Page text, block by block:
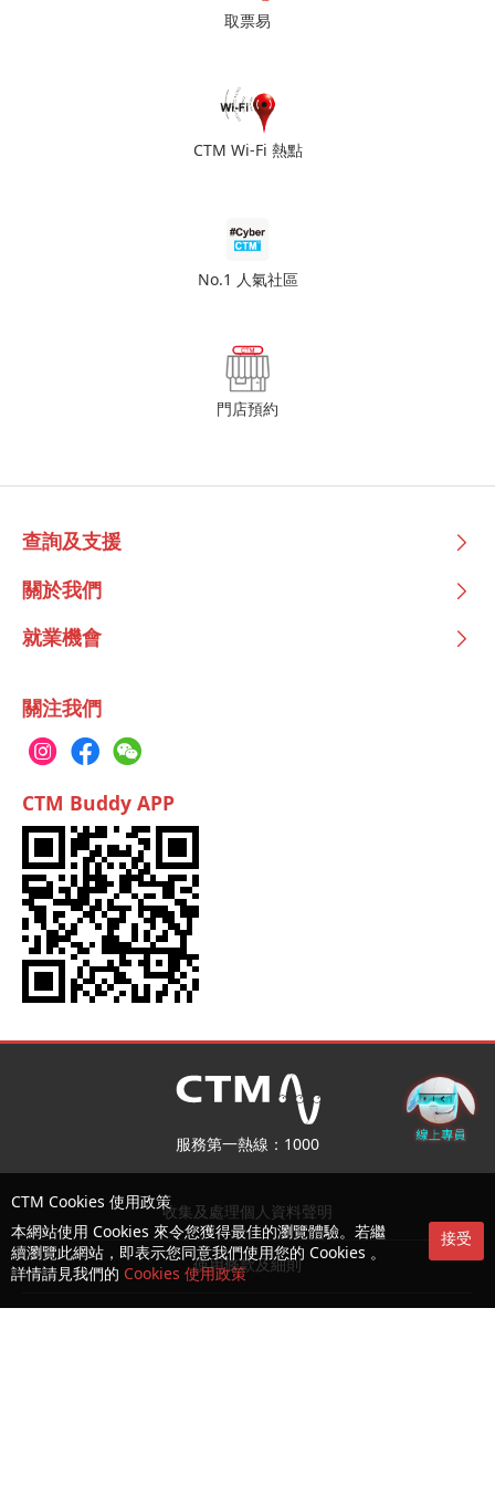
取票易
CTM Wi-Fi 熱點
No.1 人氣社區
門店預約
查詢及支援
關於我們
就業機會
關注我們
CTM Buddy APP
服務第一熱線：1000
收集及處理個人資料聲明
使用條款及細則
CTM Cookies 使用政策
本網站使用 Cookies 來令您獲得最佳的瀏覽體驗。若繼
續瀏覽此網站，即表示您同意我們使用您的 Cookies 。
詳情請見我們的 Cookies 使用政策
接受